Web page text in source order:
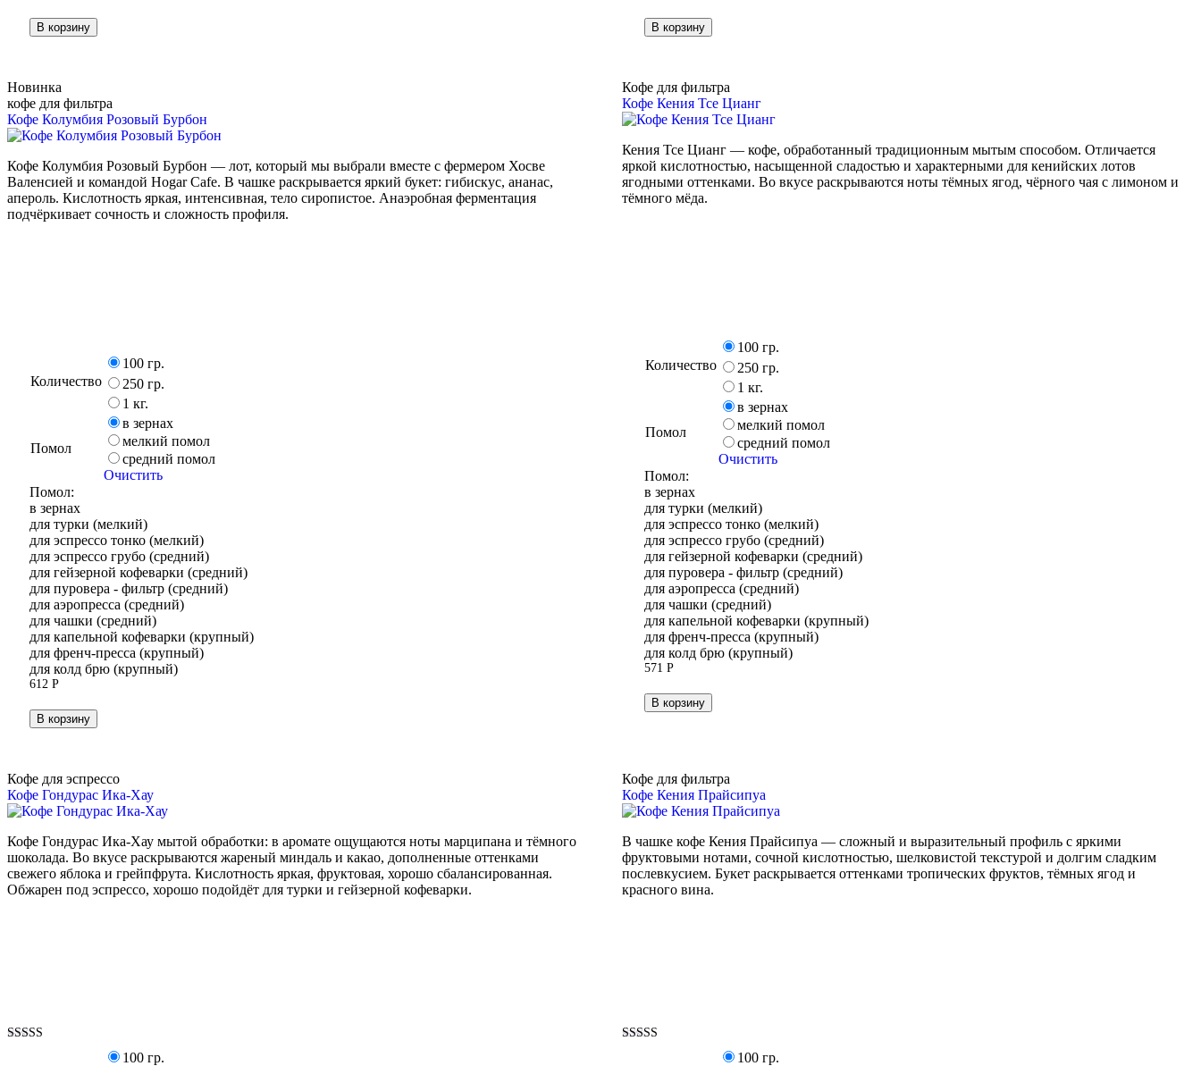
В корзину В корзину
Новинка
кофе для фильтра
Кофе Колумбия Розовый Бурбон
Кофе Колумбия Розовый Бурбон — лот, который мы выбрали вместе с фермером Хосве
Валенсией и командой Hogar Cafe. В чашке раскрывается яркий букет: гибискус, ананас,
апероль. Кислотность яркая, интенсивная, тело сиропистое. Анаэробная ферментация
подчёркивает сочность и сложность профиля.
Количество
100 гр.
250 гр.
1 кг.
Помол
в зернах
мелкий помол
средний помол
Очистить
Помол:
в зернах
для турки (мелкий)
для эспрессо тонко (мелкий)
для эспрессо грубо (средний)
для гейзерной кофеварки (средний)
для пуровера - фильтр (средний)
для аэропресса (средний)
для чашки (средний)
для капельной кофеварки (крупный)
для френч-пресса (крупный)
для колд брю (крупный)
612Р
В корзину
Кофе для фильтра
Кофе Кения Тсе Цианг
Кения Тсе Цианг — кофе, обработанный традиционным мытым способом. Отличается
яркой кислотностью, насыщенной сладостью и характерными для кенийских лотов
ягодными оттенками. Во вкусе раскрываются ноты тёмных ягод, чёрного чая с лимоном и
тёмного мёда.
Количество
100 гр.
250 гр.
1 кг.
Помол
в зернах
мелкий помол
средний помол
Очистить
Помол:
в зернах
для турки (мелкий)
для эспрессо тонко (мелкий)
для эспрессо грубо (средний)
для гейзерной кофеварки (средний)
для пуровера - фильтр (средний)
для аэропресса (средний)
для чашки (средний)
для капельной кофеварки (крупный)
для френч-пресса (крупный)
для колд брю (крупный)
571Р
В корзину
Кофе для эспрессо
Кофе Гондурас Ика-Хау
Кофе Гондурас Ика-Хау мытой обработки: в аромате ощущаются ноты марципана и тёмного
шоколада. Во вкусе раскрываются жареный миндаль и какао, дополненные оттенками
свежего яблока и грейпфрута. Кислотность яркая, фруктовая, хорошо сбалансированная.
Обжарен под эспрессо, хорошо подойдёт для турки и гейзерной кофеварки.
100 гр.
Кофе для фильтра
Кофе Кения Прайсипуа
В чашке кофе Кения Прайсипуа — сложный и выразительный профиль с яркими
фруктовыми нотами, сочной кислотностью, шелковистой текстурой и долгим сладким
послевкусием. Букет раскрывается оттенками тропических фруктов, тёмных ягод и
красного вина.
100 гр.